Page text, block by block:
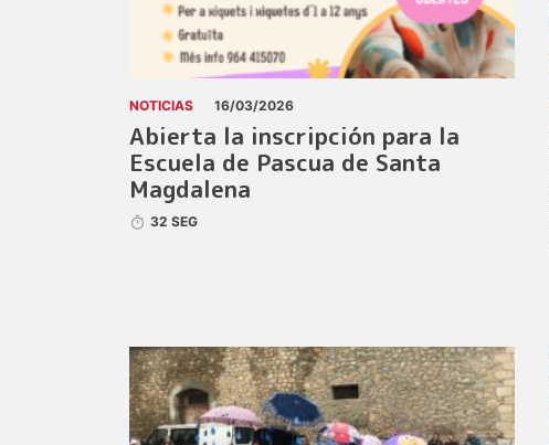
NOTICIAS 16/03/2026
Abierta la inscripción para la
Escuela de Pascua de Santa
Magdalena
32 SEG